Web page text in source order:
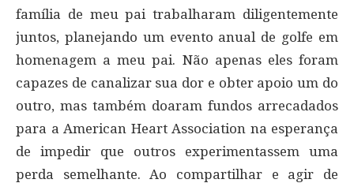
família de meu pai trabalharam diligentemente
juntos, planejando um evento anual de golfe em
homenagem a meu pai. Não apenas eles foram
capazes de canalizar sua dor e obter apoio um do
outro, mas também doaram fundos arrecadados
para a American Heart Association na esperança
de impedir que outros experimentassem uma
perda semelhante. Ao compartilhar e agir de